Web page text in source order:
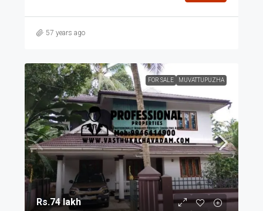
57 years ago
FOR SALE MUVATTUPUZHA
Rs.74 lakh